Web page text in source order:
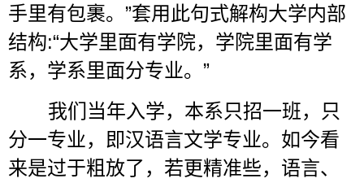
手里有包裹。 ”套用此句式解构大学内部
结构:“大学里面有学院，学院里面有学
系，学系里面分专业。 ”
我们当年入学，本系只招一班，只
分一专业，即汉语言文学专业。如今看
来是过于粗放了，若更精准些，语言、